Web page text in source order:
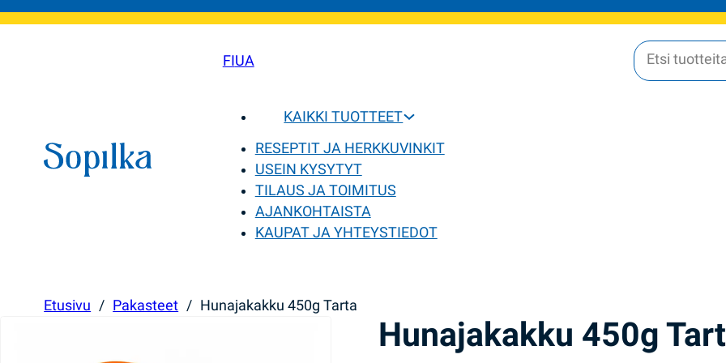
FIUA
KAIKKI TUOTTEET
RESEPTIT JA HERKKUVINKIT
USEIN KYSYTYT
TILAUS JA TOIMITUS
AJANKOHTAISTA
KAUPAT JA YHTEYSTIEDOT
Etusivu / Pakasteet / Hunajakakku 450g Tarta
Hunajakakku 450g